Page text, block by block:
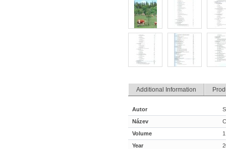
Additional Information
Autor
Název
Volume
Year